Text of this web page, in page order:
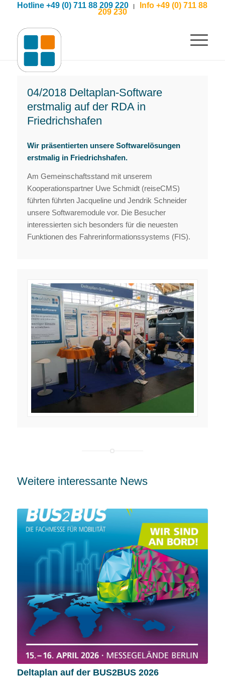
Hotline +49 (0) 711 88 209 220 | Info +49 (0) 711 88
209 230
04/2018 Deltaplan-Software
erstmalig auf der RDA in
Friedrichshafen
Wir präsentierten unsere Softwarelösungen
erstmalig in Friedrichshafen.
Am Gemeinschaftsstand mit unserem
Kooperationspartner Uwe Schmidt (reiseCMS)
führten führten Jacqueline und Jendrik Schneider
unsere Softwaremodule vor. Die Besucher
interessierten sich besonders für die neuesten
Funktionen des Fahrerinformationssystems (FIS).
Weitere interessante News
Deltaplan auf der BUS2BUS 2026